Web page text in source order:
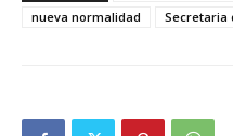
nueva normalidad
Secretaria